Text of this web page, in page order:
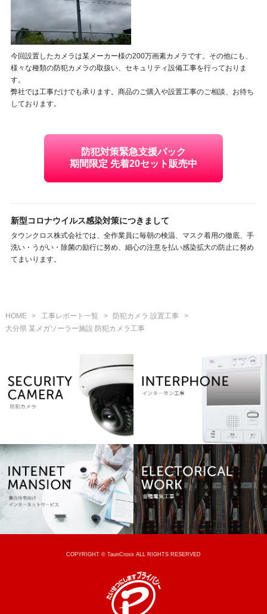
今回設置したカメラは某メーカー様の200万画素カメラです。その他にも、
様々な種類の防犯カメラの取扱い、セキュリティ設備工事を行っておりま
す。
弊社では工事だけでも承ります。商品のご購入や設置工事のご相談、お待ち
しております。
防犯対策緊急支援パック
期間限定 先着20セット販売中
新型コロナウイルス感染対策につきまして
タウンクロス株式会社では、全作業員に毎朝の検温、マスク着用の徹底、手
洗い・うがい・除菌の励行に努め、細心の注意を払い感染拡大の防止に努め
てまいります。
HOME > 工事レポート一覧 > 防犯カメラ 設置工事
>
大分県 某メガソーラー施設 防犯カメラ工事
COPYRIGHT © TaunCross ALL RIGHTS RESERVED